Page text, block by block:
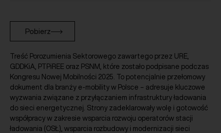
Pobierz
Treść Porozumienia Sektorowego zawartego przez URE,
GDDKiA, PTPiREE oraz PSNM, które zostało podpisane podczas
Kongresu Nowej Mobilności 2025. To potencjalnie przełomowy
dokument dla branży e-mobility w Polsce – adresuje kluczowe
wyzwania związane z przyłączaniem infrastruktury ładowania
do sieci energetycznej. Strony zadeklarowały wolę i gotowość
współpracy w zakresie wsparcia rozwoju operatorów stacji
ładowania (OSŁ), wsparcia rozbudowy i modernizacji sieci